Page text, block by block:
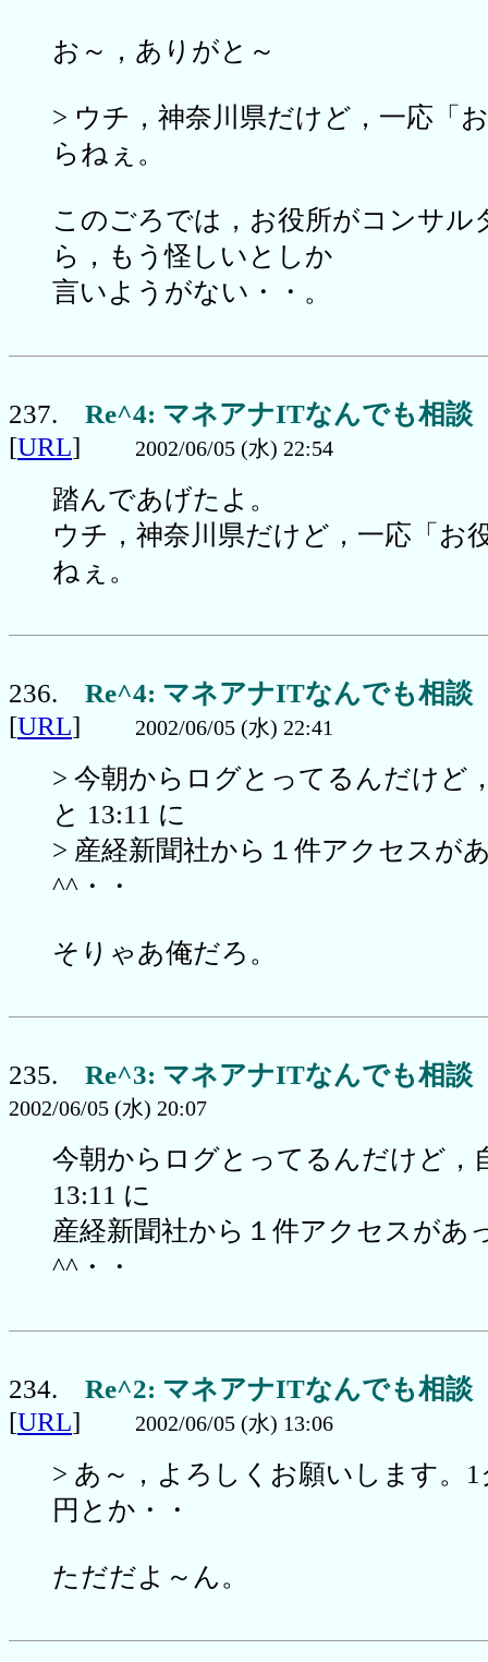
お～，ありがと～
> ウチ，神奈川県だけど，一応「
らねぇ。
このごろでは，お役所がコンサル
ら，もう怪しいとしか
言いようがない・・。
237. Re^4: マネアナITなんでも相談
[URL] 2002/06/05 (水) 22:54
踏んであげたよ。
ウチ，神奈川県だけど，一応「お
ねぇ。
236. Re^4: マネアナITなんでも相談
[URL] 2002/06/05 (水) 22:41
> 今朝からログとってるんだけど
と 13:11 に
> 産経新聞社から１件アクセスが
^^・・
そりゃあ俺だろ。
235. Re^3: マネアナITなんでも相談
2002/06/05 (水) 20:07
今朝からログとってるんだけど，
13:11 に
産経新聞社から１件アクセスがあ
^^・・
234. Re^2: マネアナITなんでも相談
[URL] 2002/06/05 (水) 13:06
> あ～，よろしくお願いします。
円とか・・
ただだよ～ん。